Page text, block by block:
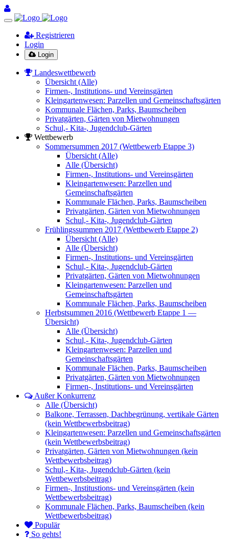
Registrieren
Login
Login
Landeswettbewerb
Übersicht (Alle)
Firmen-, Institutions- und Vereinsgärten
Kleingartenwesen: Parzellen und Gemeinschaftsgärten
Kommunale Flächen, Parks, Baumscheiben
Privatgärten, Gärten von Mietwohnungen
Schul,- Kita-, Jugendclub-Gärten
Wettbewerb
Sommersummen 2017 (Wettbewerb Etappe 3)
Übersicht (Alle)
Alle (Übersicht)
Firmen-, Institutions- und Vereinsgärten
Kleingartenwesen: Parzellen und
Gemeinschaftsgärten
Kommunale Flächen, Parks, Baumscheiben
Privatgärten, Gärten von Mietwohnungen
Schul,- Kita-, Jugendclub-Gärten
Frühlingssummen 2017 (Wettbewerb Etappe 2)
Übersicht (Alle)
Alle (Übersicht)
Firmen-, Institutions- und Vereinsgärten
Schul,- Kita-, Jugendclub-Gärten
Privatgärten, Gärten von Mietwohnungen
Kleingartenwesen: Parzellen und
Gemeinschaftsgärten
Kommunale Flächen, Parks, Baumscheiben
Herbstsummen 2016 (Wettbewerb Etappe 1 —
Übersicht)
Alle (Übersicht)
Schul,- Kita-, Jugendclub-Gärten
Kleingartenwesen: Parzellen und
Gemeinschaftsgärten
Kommunale Flächen, Parks, Baumscheiben
Privatgärten, Gärten von Mietwohnungen
Firmen-, Institutions- und Vereinsgärten
Außer Konkurrenz
Alle (Übersicht)
Balkone, Terrassen, Dachbegrünung, vertikale Gärten
(kein Wettbewerbsbeitrag)
Kleingartenwesen: Parzellen und Gemeinschaftsgärten
(kein Wettbewerbsbeitrag)
Privatgärten, Gärten von Mietwohnungen (kein
Wettbewerbsbeitrag)
Schul,- Kita-, Jugendclub-Gärten (kein
Wettbewerbsbeitrag)
Firmen-, Institustions- und Vereinsgärten (kein
Wettbewerbsbeitrag)
Kommunale Flächen, Parks, Baumscheiben (kein
Wettbewerbsbeitrag)
Populär
So gehts!